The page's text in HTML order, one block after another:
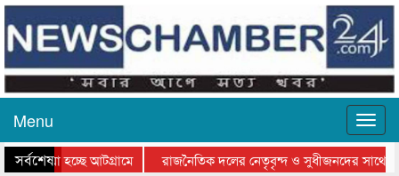
Menu
সর্বশেষ
যাওয়া হচ্ছে আটগ্রামে
রাজনৈতিক দলের নেতৃবৃন্দ ও সুধীজনদের সাথে